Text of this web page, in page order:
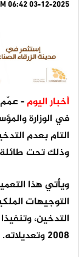
03-12-2025 06:42 PM
أخبار اليوم- عمّم
في الوزارة
التام بعدم
وذلك تحت طائلة
ويأتي هذا
التوجيهات
2008 وتعديلاته.